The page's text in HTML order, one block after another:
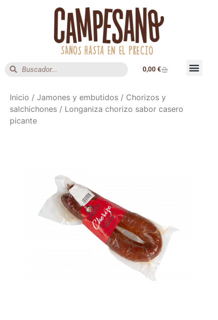
0,00€
Inicio / Jamones y embutidos / Chorizos y
salchichones / Longaniza chorizo sabor casero
picante